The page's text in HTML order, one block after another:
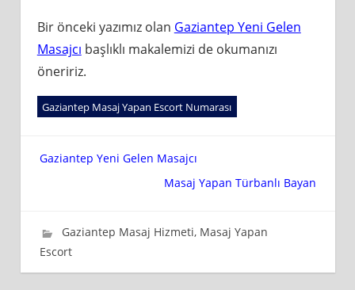
Bir önceki yazımız olan Gaziantep Yeni Gelen
Masajcı başlıklı makalemizi de okumanızı
öneririz.
Gaziantep Masaj Yapan Escort Numarası
Yazı
Gaziantep Yeni Gelen Masajcı
Masaj Yapan Türbanlı Bayan
19 Haziran 2024
wpadmin_668a32
Gaziantep Masaj Hizmeti, Masaj Yapan
Escort